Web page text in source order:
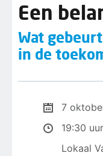
Een
Wat
in de
7
19:30
Lokaal